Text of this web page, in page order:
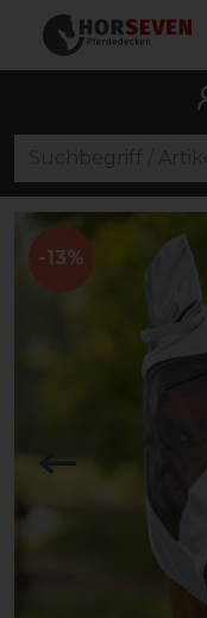
-13%